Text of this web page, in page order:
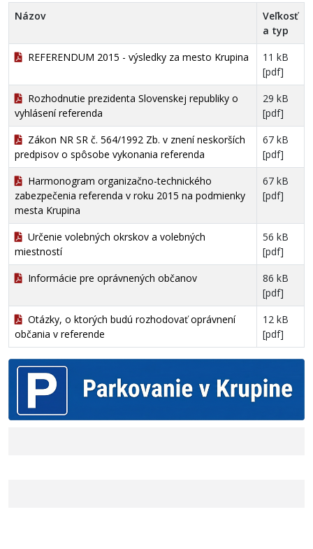
Názov
Veľkosť
a typ
REFERENDUM 2015 - výsledky za mesto Krupina
11 kB
[pdf]
Rozhodnutie prezidenta Slovenskej republiky o
vyhlásení referenda
29 kB
[pdf]
Zákon NR SR č. 564/1992 Zb. v znení neskorších
predpisov o spôsobe vykonania referenda
67 kB
[pdf]
Harmonogram organizačno-technického
zabezpečenia referenda v roku 2015 na podmienky
mesta Krupina
67 kB
[pdf]
Určenie volebných okrskov a volebných
miestností
56 kB
[pdf]
Informácie pre oprávnených občanov
86 kB
[pdf]
Otázky, o ktorých budú rozhodovať oprávnení
občania v referende
12 kB
[pdf]